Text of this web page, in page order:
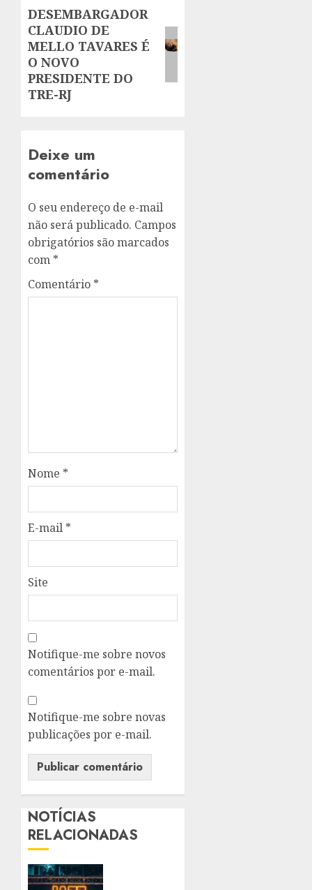
Next
post:
DESEMBARGADOR
CLAUDIO DE
MELLO TAVARES É
O NOVO
PRESIDENTE DO
TRE-RJ
Deixe um
comentário
O seu endereço de e-mail
não será publicado. Campos
obrigatórios são marcados
com *
Comentário *
Nome *
E-mail *
Site
Notifique-me sobre novos
comentários por e-mail.
Notifique-me sobre novas
publicações por e-mail.
NOTÍCIAS
RELACIONADAS